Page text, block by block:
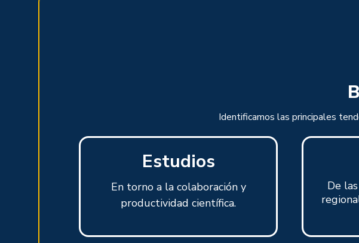
Identificamos las principales
Estudios
En torno a la colaboración y
productividad científica.
De